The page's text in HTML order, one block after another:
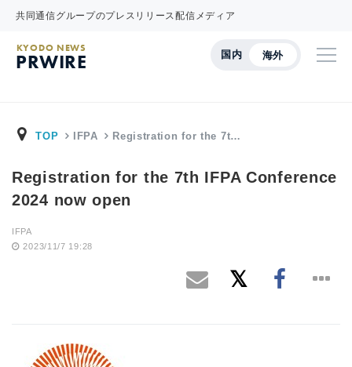
共同通信グループのプレスリリース配信メディア
国内 海外
KYODO NEWS
PRWIRE
TOP IFPA Registration for the 7t…
Registration for the 7th IFPA Conference
2024 now open
IFPA
2023/11/7 19:28